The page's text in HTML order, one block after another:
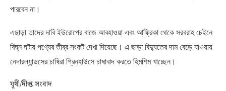
পারবেন না।
এছাড়া তাদের দাবি ইউরোপের বাজে আবহাওয়া এবং আফ্রিকা থেকে সরবরাহ চেইনে
বিঘ্ন ঘটায় পণ্যের তীব্র সংকট দেখা দিয়েছে। এ ছাড়া বিদ্যুতের দাম বেড়ে যাওয়ায়
নেদারল্যান্ডসের চাষিরা গ্রিনহাউসে চাষাবাদ করতে হিমশিম খাচ্ছেন।
যূথী/দীপ্ত সংবাদ